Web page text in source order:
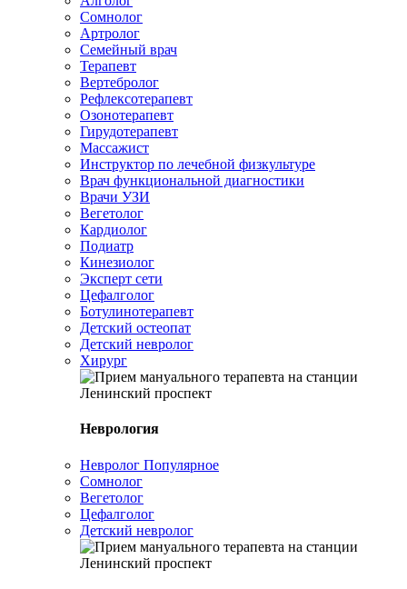
Сомнолог
Артролог
Семейный врач
Терапевт
Вертебролог
Рефлексотерапевт
Озонотерапевт
Гирудотерапевт
Массажист
Инструктор по лечебной физкультуре
Врач функциональной диагностики
Врачи УЗИ
Вегетолог
Кардиолог
Подиатр
Кинезиолог
Эксперт сети
Цефалголог
Ботулинотерапевт
Детский остеопат
Детский невролог
Хирург
Неврология
Невролог Популярное
Сомнолог
Вегетолог
Цефалголог
Детский невролог